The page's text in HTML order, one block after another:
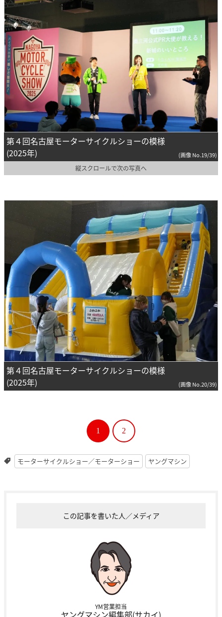
第４回名古屋モーターサイクルショーの模様
(2025年)
(画像 No.19/39)
縦スクロールで次の写真へ
第４回名古屋モーターサイクルショーの模様
(2025年)
(画像 No.20/39)
1 2
モーターサイクルショー／モーターショー ヤングマシン
この記事を書いた人／メディア
YM営業担当
ヤングマシン編集部(サカイ)